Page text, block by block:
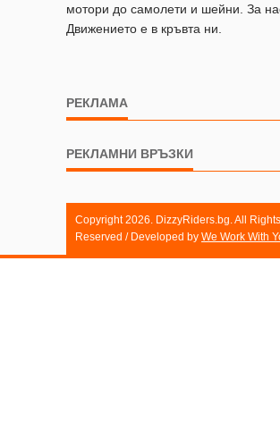
мотори до самолети и шейни. За
Движението е в кръвта ни.
РЕКЛАМА
РЕКЛАМНИ ВРЪЗКИ
Copyright 2026. DizzyRiders.bg. All Rights
Reserved / Developed by We Work With